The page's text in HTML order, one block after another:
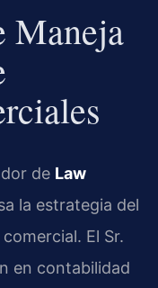
Maneja
de Law
la estrategia del
El Sr.
en contabilidad